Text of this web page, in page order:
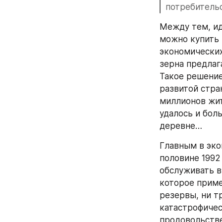
Между тем,
можно купить
зерна
Такое
развитой
миллионов
удалось и
деревне…
Главным в
половине
обслуживать
которое
резервы, ни